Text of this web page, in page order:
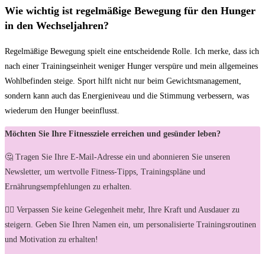
Wie wichtig ist regelmäßige Bewegung ​für den Hunger
in den⁤ Wechseljahren?
Regelmäßige‌ Bewegung​ spielt eine entscheidende​ Rolle. Ich merke, dass ich
nach einer Trainingseinheit weniger Hunger verspüre und mein allgemeines
Wohlbefinden steige. Sport hilft nicht nur beim Gewichtsmanagement,
sondern kann ⁤auch das Energieniveau und die Stimmung verbessern, ‍was
wiederum den Hunger beeinflusst.
Möchten Sie Ihre Fitnessziele erreichen und gesünder leben?
🤔 Tragen Sie Ihre E-Mail-Adresse ein und abonnieren Sie unseren
Newsletter, um wertvolle Fitness-Tipps, Trainingspläne und
Ernährungsempfehlungen zu erhalten.
🏋️‍♀️ Verpassen Sie keine Gelegenheit mehr, Ihre Kraft und Ausdauer zu
steigern. Geben Sie Ihren Namen ein, um personalisierte Trainingsroutinen
und Motivation zu erhalten!